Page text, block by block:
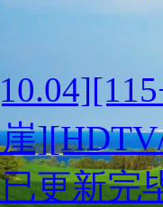
更新完